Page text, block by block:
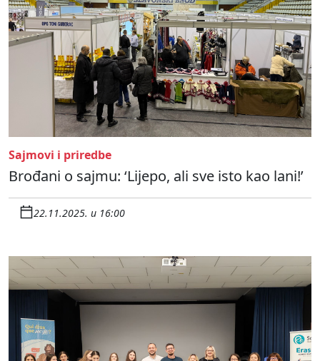
Sajmovi i priredbe
Brođani o sajmu: ‘Lijepo, ali sve isto kao lani!’
22.11.2025. u 16:00